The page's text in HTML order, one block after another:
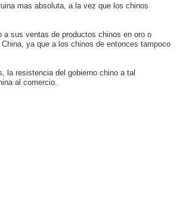
mas absoluta, a la vez que los chinos
sus ventas de productos chinos en oro o
ya que a los chinos de entonces tampoco
la resistencia del gobierno chino a tal
al comercio.